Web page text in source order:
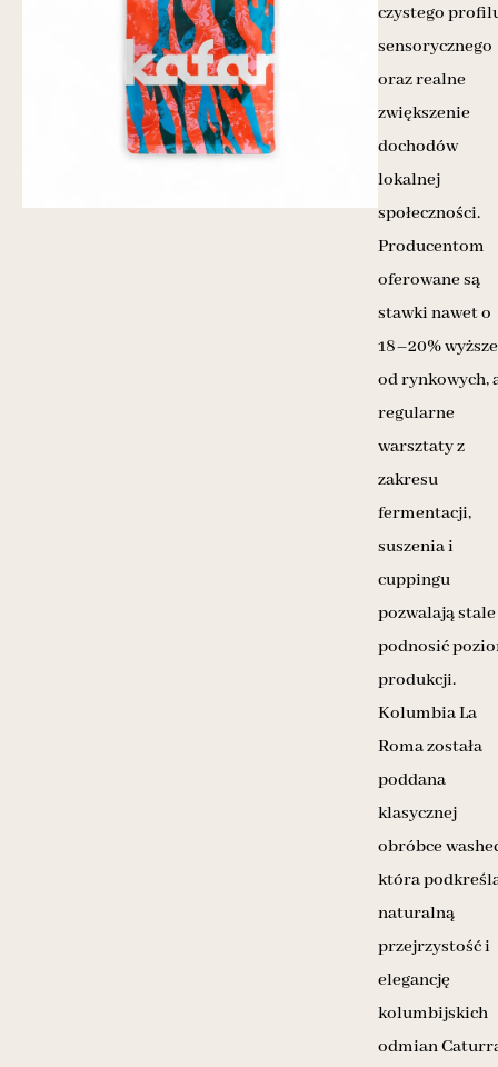
czystego
sensorycznego
oraz realne
zwiększenie
dochodów
lokalnej
społeczności.
Producentom
oferowane są
stawki nawet o
18–20% wyższe
od rynkowych,
regularne
warsztaty z
zakresu
fermentacji,
suszenia i
cuppingu
pozwalają stale
podnosić
produkcji.
Kolumbia La
Roma została
poddana
klasycznej
obróbce
która
naturalną
przejrzystość i
elegancję
kolumbijskich
odmian